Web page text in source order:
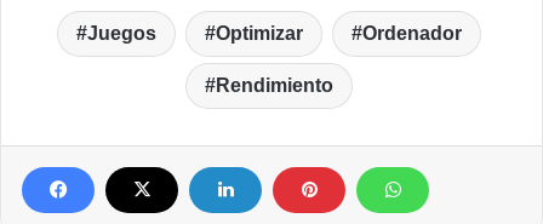
Juegos Optimizar Ordenador
Rendimiento